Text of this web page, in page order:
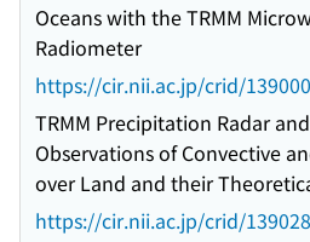
Oceans with the TRMM
Radiometer
https://cir.nii.ac.jp/crid/
TRMM Precipitation Radar
Observations of Convective
over Land and their
https://cir.nii.ac.jp/crid/